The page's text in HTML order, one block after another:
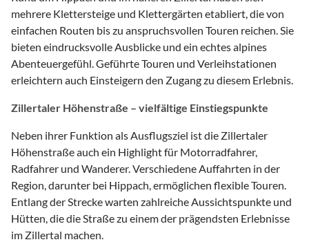
mehrere Klettersteige und Klettergärten etabliert, die von
einfachen Routen bis zu anspruchsvollen Touren reichen. Sie
bieten eindrucksvolle Ausblicke und ein echtes alpines
Abenteuergefühl. Geführte Touren und Verleihstationen
erleichtern auch Einsteigern den Zugang zu diesem Erlebnis.
Zillertaler Höhenstraße – vielfältige Einstiegspunkte
Neben ihrer Funktion als Ausflugsziel ist die Zillertaler
Höhenstraße auch ein Highlight für Motorradfahrer,
Radfahrer und Wanderer. Verschiedene Auffahrten in der
Region, darunter bei Hippach, ermöglichen flexible Touren.
Entlang der Strecke warten zahlreiche Aussichtspunkte und
Hütten, die die Straße zu einem der prägendsten Erlebnisse
im Zillertal machen.